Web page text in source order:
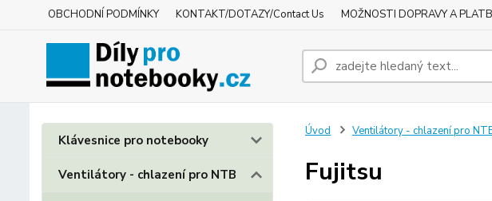
OBCHODNÍ PODMÍNKY KONTAKT/DOTAZY/Contact Us MOŽNOSTI DOPRAVY A
Klávesnice pro notebooky
Ventilátory - chlazení pro NTB
Úvod Ventilátory - chlazení pro
Fujitsu